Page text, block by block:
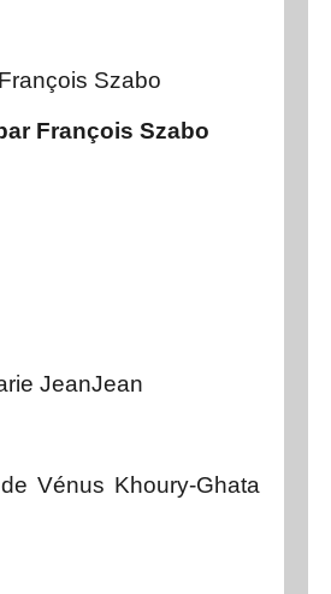
Szabo
François Szabo
JeanJean
de Vénus Khoury-Ghata